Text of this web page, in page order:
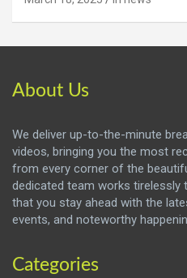
About Us
We deliver up-to-the-minute
videos, bringing you the most
from every corner of the
dedicated team works tirelessly
that you stay ahead with the
events, and noteworthy
Categories